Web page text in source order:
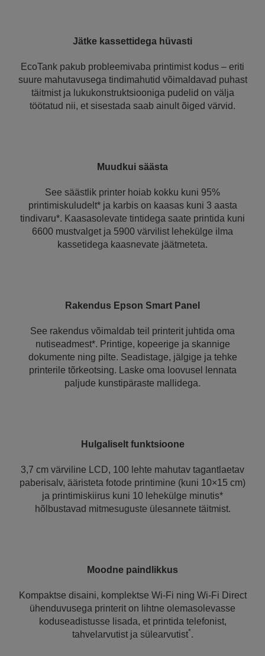
Jätke kassettidega hüvasti
EcoTank pakub probleemivaba printimist kodus – eriti
suure mahutavusega tindimahutid võimaldavad puhast
täitmist ja lukukonstruktsiooniga pudelid on välja
töötatud nii, et sisestada saab ainult õiged värvid.
Muudkui säästa
See säästlik printer hoiab kokku kuni 95%
printimiskuludelt* ja karbis on kaasas kuni 3 aasta
tindivaru*. Kaasasolevate tintidega saate printida kuni
6600 mustvalget ja 5900 värvilist lehekülge ilma
kassetidega kaasnevate jäätmeteta.
Rakendus Epson Smart Panel
See rakendus võimaldab teil printerit juhtida oma
nutiseadmest*. Printige, kopeerige ja skannige
dokumente ning pilte. Seadistage, jälgige ja tehke
printerile tõrkeotsing. Laske oma loovusel lennata
paljude kunstipäraste mallidega.
Hulgaliselt funktsioone
3,7 cm värviline LCD, 100 lehte mahutav tagantlaetav
paberisalv, ääristeta fotode printimine (kuni 10×15 cm)
ja printimiskiirus kuni 10 lehekülge minutis*
hõlbustavad mitmesuguste ülesannete täitmist.
Moodne paindlikkus
Kompaktse disaini, komplektse Wi-Fi ning Wi-Fi Direct
ühenduvusega printerit on lihtne olemasolevasse
koduseadistusse lisada, et printida telefonist,
tahvelarvutist ja sülearvutist*.